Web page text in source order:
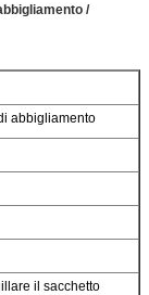
/
abbigliamento
il sacchetto